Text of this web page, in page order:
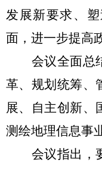
发展新要求、
面，进一步提高
会议全面总结
革、规划统筹、
展、自主创新、
测绘地理信息事
会议指出，要